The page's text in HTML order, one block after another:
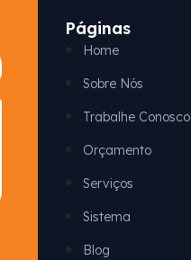
Páginas
Home
Sobre Nós
Trabalhe Conosco
Orçamento
Serviços
Sistema
Blog